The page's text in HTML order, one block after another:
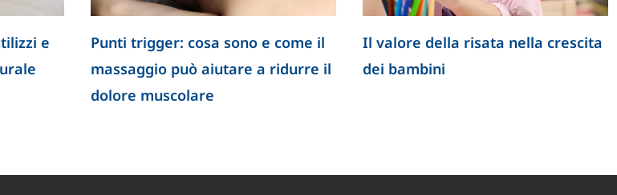
e
Punti trigger: cosa sono e come il
massaggio può aiutare a ridurre il
dolore muscolare
Il valore della risata nella crescita
dei bambini